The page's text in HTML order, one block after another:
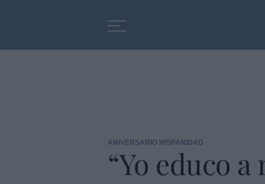
ANIVERSARIO HISPANIDAD
“Yo educo